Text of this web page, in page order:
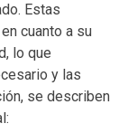
Estas
cuanto a su
lo que
y las
se describen